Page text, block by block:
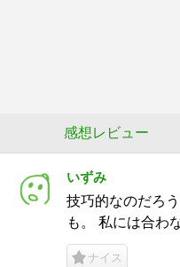
感想レビュー
いずみ
技巧的なのだろ
も。 私には合わ
ナイス